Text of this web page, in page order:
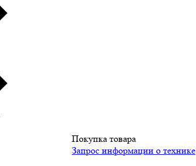
Покупка товара
Запрос информации о технике